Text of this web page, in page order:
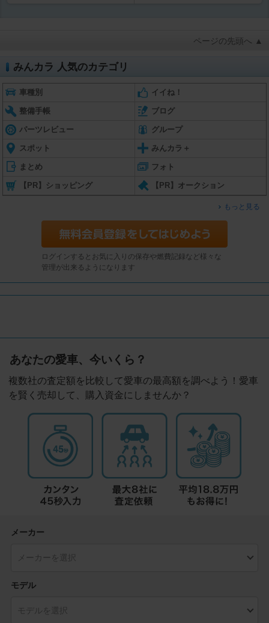
ページの先頭へ ▲
みんカラ 人気のカテゴリ
車種別 イイね！
整備手帳 ブログ
パーツレビュー グループ
スポット みんカラ＋
まとめ フォト
【PR】ショッピング 【PR】オークション
もっと見る
ログインするとお気に入りの保存や燃費記録など様々な
管理が出来るようになります
あなたの愛車、今いくら？
複数社の査定額を比較して愛車の最高額を調べよう！愛車
を賢く売却して、購入資金にしませんか？
メーカー
モデル